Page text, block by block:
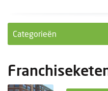
Categorieën
Ondernemen in...